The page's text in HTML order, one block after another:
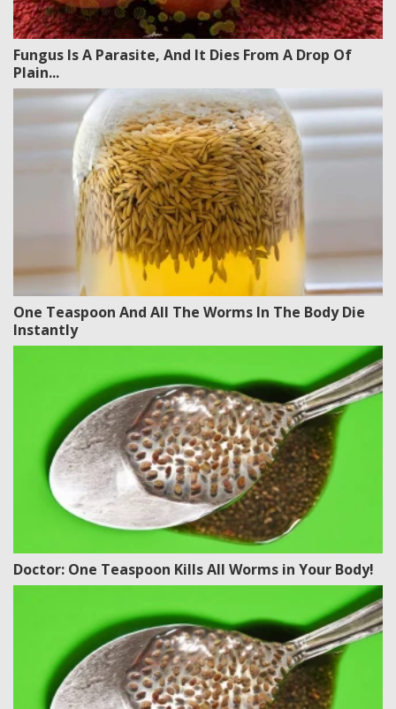
Fungus Is A Parasite, And It Dies From A Drop Of
Plain...
One Teaspoon And All The Worms In The Body Die
Instantly
Doctor: One Teaspoon Kills All Worms in Your Body!